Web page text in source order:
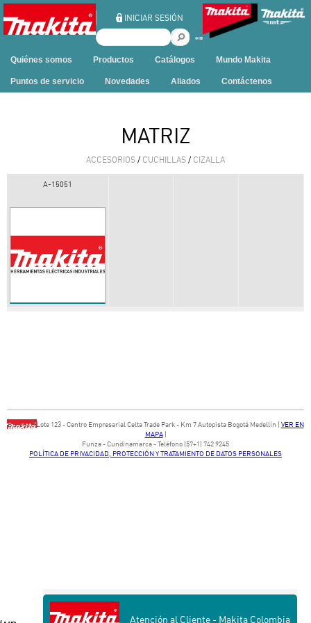
INICIAR SESIÓN
B
s
a
s
i
o
MATRIZ
ACCESORIOS / CUCHILLAS / CIZALLA
A-15051
Quiénes somos Productos Catálogos Mundo Makita
Puntos de servicio Novedades Aliados Contáctenos
Bodega ​3 Lote ​123 - ​Centro Empresarial Celta Trade Park - ​Km 7 Autopista Bogotá Medellín​ ( VER EN
MAPA)
​Funza - Cundinamarca - Teléfono (57+1) 742 9245
POLÍTICA DE PRIVACIDAD, PROTECCIÓN Y TRATAMIENTO DE DATOS PERSONALES
Atención al Cliente - Makita Colombia